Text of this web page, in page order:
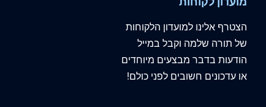
הצטרף אלינו למועדון הלקוחות
של תורה שלמה וקבל במייל
הודעות בדבר מבצעים מיוחדים
או עדכונים חשובים לפני כולם!